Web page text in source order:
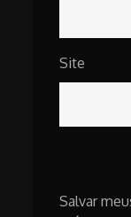
Site
Salvar